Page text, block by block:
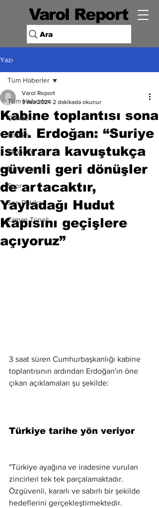
Varol Report
Ara
Yazı
Tüm Haberler
Gündem
Politika
Ekonomi
Dış Haberler
Spor
Son Dakika
Zaman Tüneli
Tüm Haberler
Kabine toplantısı sona
erdi. Erdoğan: “Suriye
istikrara kavuştukça
güvenli geri dönüşler
de artacaktır,
Yayladağı Hudut
Kapısını geçişlere
açıyoruz”
Varol Report
9 Ara 2024 2 dakikada okunur
3 saat süren Cumhurbaşkanlığı kabine
toplantısının ardından Erdoğan'ın öne
çıkan açıklamaları şu şekilde:
Türkiye tarihe yön veriyor
"Türkiye ayağına ve iradesine vurulan
zincirleri tek tek parçalamaktadır.
Özgüvenli, kararlı ve sabırlı bir şekilde
hedeflerini gerçekleştirmektedir.